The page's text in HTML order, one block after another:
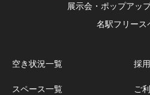
展示会・ポップアッ
名駅フリース
空き状況一覧
スペース一覧
採
ご